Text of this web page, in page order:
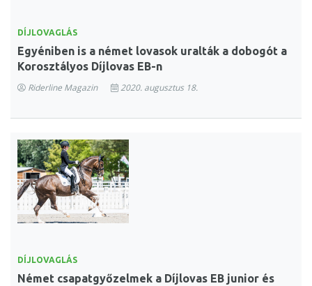
DÍJLOVAGLÁS
Egyéniben is a német lovasok uralták a dobogót a
Korosztályos Díjlovas EB-n
Riderline Magazin 2020. augusztus 18.
DÍJLOVAGLÁS
Német csapatgyőzelmek a Díjlovas EB junior és